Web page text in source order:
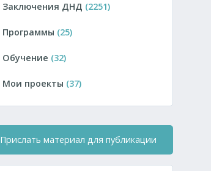
Заключения ДНД (2251)
Программы (25)
Обучение (32)
Мои проекты (37)
Прислать материал для публикации